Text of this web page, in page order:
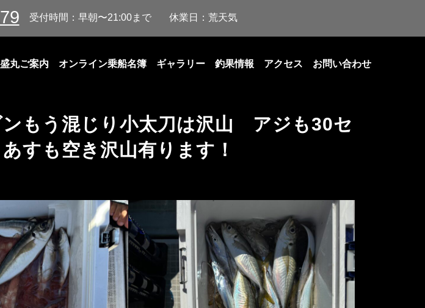
受付時間：早朝〜21:00まで 休業日：荒天気
丸ご案内 オンライン乗船名簿 ギャラリー 釣果情報 アクセス お問い合わせ
もう混じり小太刀は沢山 アジも30セ
すも空き沢山有ります！